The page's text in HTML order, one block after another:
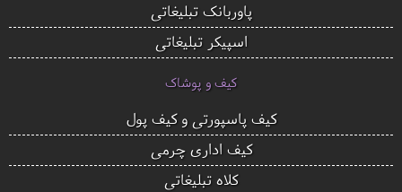
پاوربانک تبلیغاتی
اسپیکر تبلیغاتی
کیف و پوشاک
کیف پاسپورتی و کیف پول
کیف اداری چرمی
کلاه تبلیغاتی